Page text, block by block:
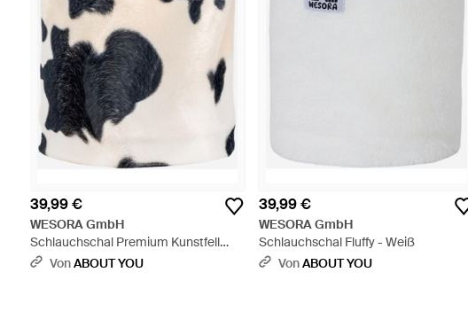
39,99 €
WESORA GmbH
Schlauchschal Premium Kunstfell
Neckwarmer - Blau
VonABOUT YOU
39,99 €
WESORA GmbH
Schlauchschal Fluffy - Weiß
VonABOUT YOU